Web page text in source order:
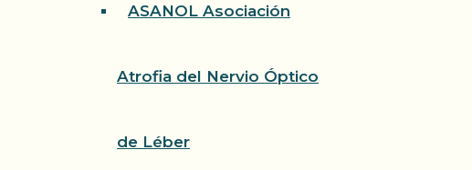
ASANOL Asociación
Atrofia del Nervio Óptico
de Léber